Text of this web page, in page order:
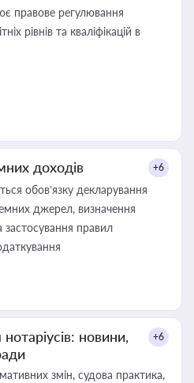
правове регулювання
рівнів та кваліфікацій в
доходів +6
обов’язку декларування
джерел, визначення
застосування правил
новини,
+6
змін, судова практика,